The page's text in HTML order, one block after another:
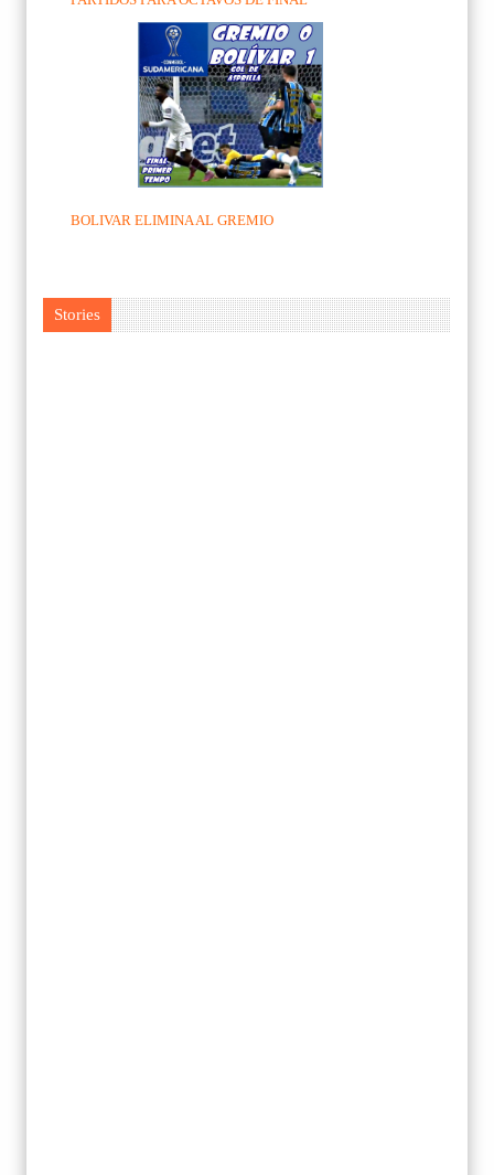
BOLIVAR ELIMINA AL GREMIO
Stories